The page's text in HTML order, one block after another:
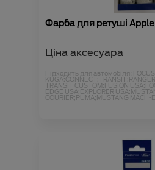
Фарба для ретуші Apple
Ціна аксесуара
Підходить для автомобіля :
KUGA;CONNECT;TRANSIT;
TRANSIT CUSTOM;FUSION USA;
EDGE USA;EXPLORER USA;
COURIER;PUMA;MUSTANG MACH-